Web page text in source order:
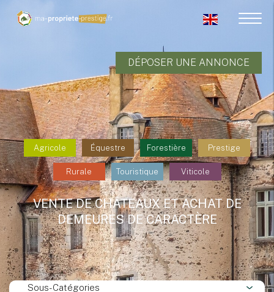
DÉPOSER UNE ANNONCE
Agricole Équestre Forestière Prestige
Rurale Touristique Viticole
VENTE DE CHÂTEAUX ET ACHAT DE
DEMEURES DE CARACTÈRE
Sous-Catégories